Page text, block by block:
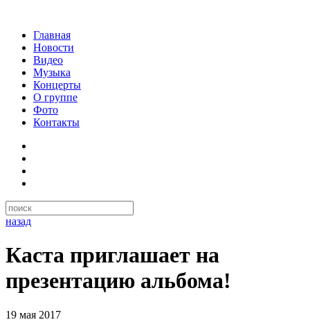
Главная
Новости
Видео
Музыка
Концерты
О группе
Фото
Контакты
назад
Каста приглашает на
презентацию альбома!
19 мая 2017